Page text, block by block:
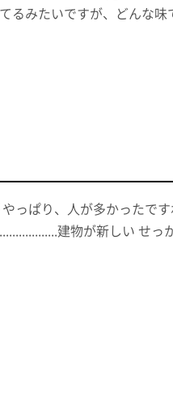
るみたいですが、どんな
っぱり、人が多かったで
建物が新しい せ